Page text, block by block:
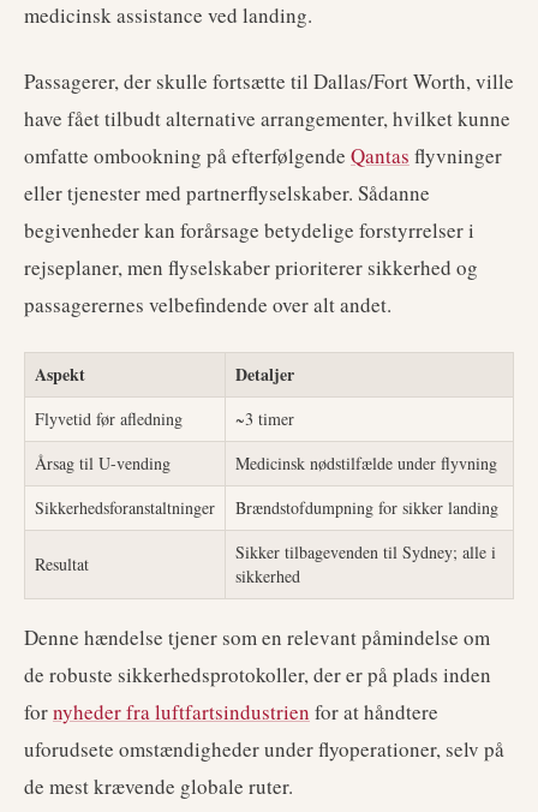
medicinsk assistance ved landing.
Passagerer, der skulle fortsætte til Dallas/Fort Worth, ville
have fået tilbudt alternative arrangementer, hvilket kunne
omfatte ombookning på efterfølgende Qantas flyvninger
eller tjenester med partnerflyselskaber. Sådanne
begivenheder kan forårsage betydelige forstyrrelser i
rejseplaner, men flyselskaber prioriterer sikkerhed og
passagerernes velbefindende over alt andet.
Aspekt Detaljer
Flyvetid før afledning
~3 timer
Årsag til U-vending
Medicinsk nødstilfælde under flyvning
Sikkerhedsforanstaltninger
Brændstofdumpning for sikker landing
Resultat
Sikker tilbagevenden til Sydney; alle i
sikkerhed
Denne hændelse tjener som en relevant påmindelse om
de robuste sikkerhedsprotokoller, der er på plads inden
fornyheder fra luftfartsindustrien for at håndtere
uforudsete omstændigheder under flyoperationer, selv på
de mest krævende globale ruter.